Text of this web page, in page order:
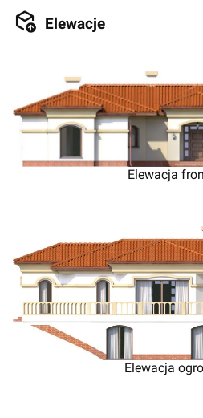
Elewacje
Elewacja
Elewacja